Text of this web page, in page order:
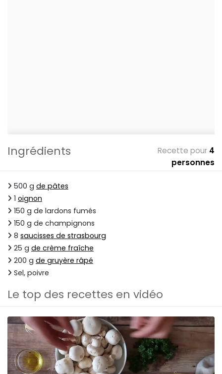
Ingrédients Recette pour 4
personnes
500 g de pâtes
1 oignon
150 g de lardons fumés
150 g de champignons
8 saucisses de strasbourg
25 g de crème fraîche
200 g de gruyère râpé
Sel, poivre
Le top des recettes en vidéo